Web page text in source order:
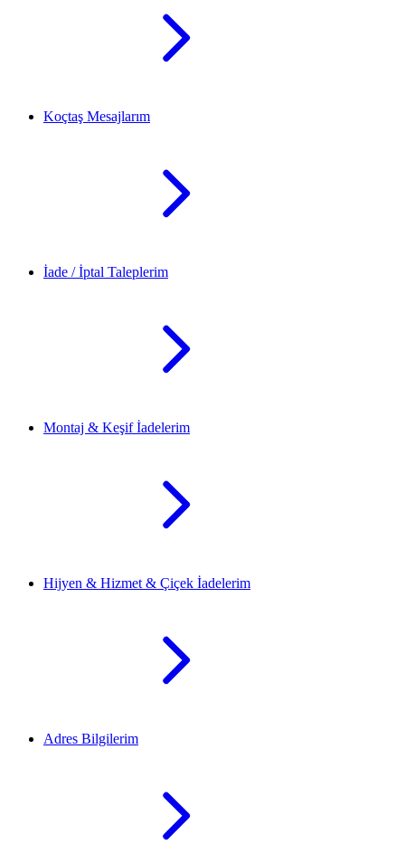
Koçtaş Mesajlarım
İade / İptal Taleplerim
Montaj & Keşif İadelerim
Hijyen & Hizmet & Çiçek İadelerim
Adres Bilgilerim